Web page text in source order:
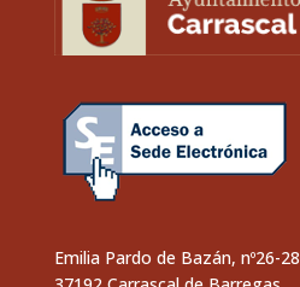
Emilia Pardo de Bazán, nº26-28